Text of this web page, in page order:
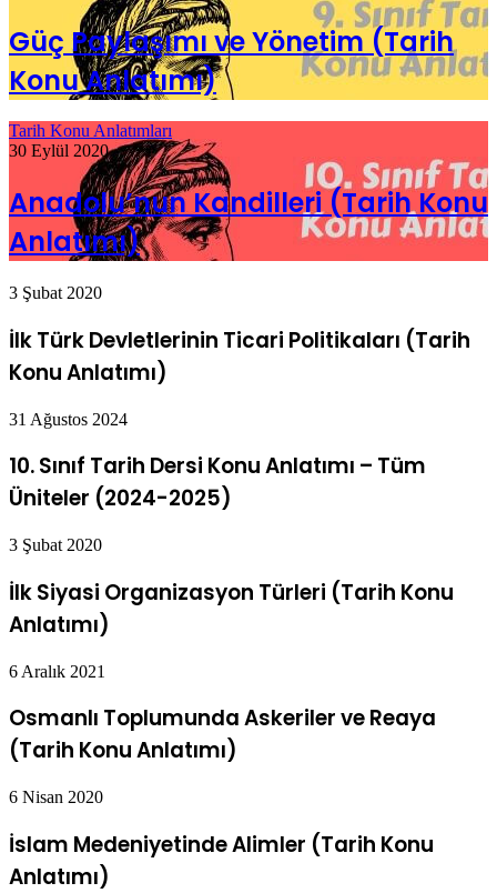
Güç Paylaşımı ve Yönetim (Tarih
Konu Anlatımı)
Tarih Konu Anlatımları
30 Eylül 2020
Anadolu’nun Kandilleri (Tarih Konu
Anlatımı)
3 Şubat 2020
İlk Türk Devletlerinin Ticari Politikaları (Tarih
Konu Anlatımı)
31 Ağustos 2024
10. Sınıf Tarih Dersi Konu Anlatımı – Tüm
Üniteler (2024-2025)
3 Şubat 2020
İlk Siyasi Organizasyon Türleri (Tarih Konu
Anlatımı)
6 Aralık 2021
Osmanlı Toplumunda Askeriler ve Reaya
(Tarih Konu Anlatımı)
6 Nisan 2020
İslam Medeniyetinde Alimler (Tarih Konu
Anlatımı)